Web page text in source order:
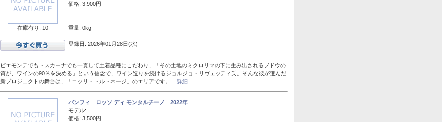
在庫有り: 10
価格: 3,900円
重量: 0kg
登録日: 2026年01月28日(水)
ピエモンテでもトスカーナでも一貫して土着品種にこだわり、「その土地のミクロリマの下に生み出されるブドウの
質が、ワインの90％を決める」という信念で、ワイン造りを続けるジョルジョ・リヴェッティ氏。そんな彼が選んだ
新プロジェクトの舞台は、「コッリ・トルトネージ」のエリアです。
...詳細
バンフィ ロッソ ディ モンタルチーノ 2022年
モデル:
価格: 3,500円